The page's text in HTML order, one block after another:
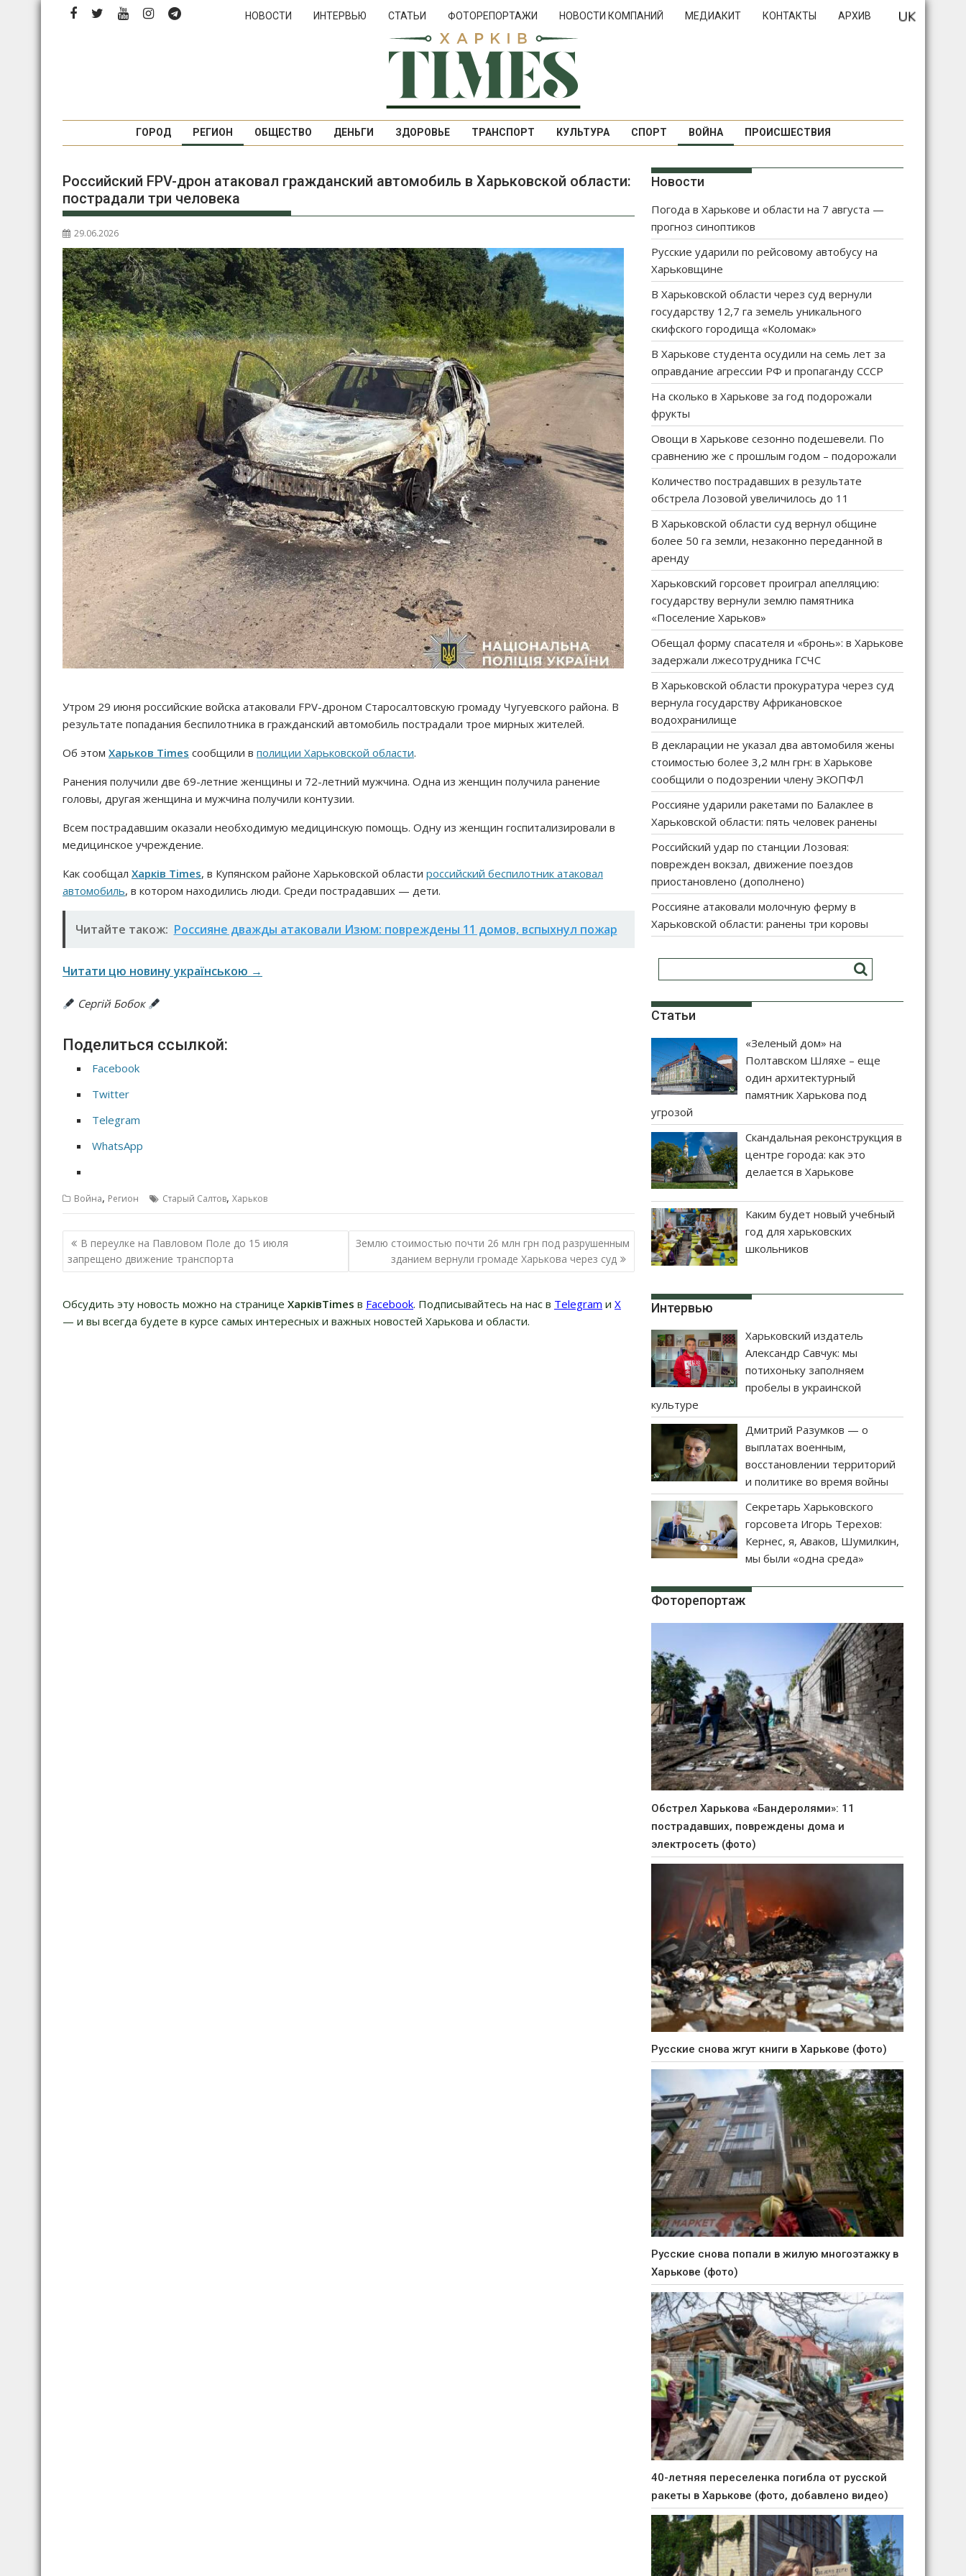
НОВОСТИ ИНТЕРВЬЮ СТАТЬИ ФОТОРЕПОРТАЖИ НОВОСТИ КОМПАНИЙ МЕДИАКИТ КОНТАКТЫ АРХИВ
ГОРОД РЕГИОН ОБЩЕСТВО ДЕНЬГИ ЗДОРОВЬЕ ТРАНСПОРТ КУЛЬТУРА СПОРТ ВОЙНА ПРОИСШЕСТВИЯ
Российский FPV-дрон атаковал гражданский автомобиль в Харьковской области:
пострадали три человека
29.06.2026
Утром 29 июня российские войска атаковали FPV-дроном Старосалтовскую громаду Чугуевского района. В
результате попадания беспилотника в гражданский автомобиль пострадали трое мирных жителей.
Об этом Харьков Times сообщили в полиции Харьковской области.
Ранения получили две 69-летние женщины и 72-летний мужчина. Одна из женщин получила ранение
головы, другая женщина и мужчина получили контузии.
Всем пострадавшим оказали необходимую медицинскую помощь. Одну из женщин госпитализировали в
медицинское учреждение.
Как сообщал Харків Times, в Купянском районе Харьковской области российский беспилотник атаковал
автомобиль, в котором находились люди. Среди пострадавших — дети.
Читайте також: Россияне дважды атаковали Изюм: повреждены 11 домов, вспыхнул пожар
Читати цю новину українською →
Сергій Бобок
Поделиться ссылкой:
Facebook
Twitter
Telegram
WhatsApp
Война, Регион Старый Салтов, Харьков
Н
а
и
г
В переулке на Павловом Поле до 15 июля
запрещено движение транспорта
Землю стоимостью почти 26 млн грн под разрушенным
зданием вернули громаде Харькова через суд
Обсудить эту новость можно на странице ХарківTimes в Facebook. Подписывайтесь на нас в Telegram и Х
— и вы всегда будете в курсе самых интересных и важных новостей Харькова и области.
Новости
Погода в Харькове и области на 7 августа —
прогноз синоптиков
Русские ударили по рейсовому автобусу на
Харьковщине
В Харьковской области через суд вернули
государству 12,7 га земель уникального
скифского городища «Коломак»
В Харькове студента осудили на семь лет за
оправдание агрессии РФ и пропаганду СССР
На сколько в Харькове за год подорожали
фрукты
Овощи в Харькове сезонно подешевели. По
сравнению же с прошлым годом – подорожали
Количество пострадавших в результате
обстрела Лозовой увеличилось до 11
В Харьковской области суд вернул общине
более 50 га земли, незаконно переданной в
аренду
Харьковский горсовет проиграл апелляцию:
государству вернули землю памятника
«Поселение Харьков»
Обещал форму спасателя и «бронь»: в Харькове
задержали лжесотрудника ГСЧС
В Харьковской области прокуратура через суд
вернула государству Африкановское
водохранилище
В декларации не указал два автомобиля жены
стоимостью более 3,2 млн грн: в Харькове
сообщили о подозрении члену ЭКОПФЛ
Россияне ударили ракетами по Балаклее в
Харьковской области: пять человек ранены
Российский удар по станции Лозовая:
поврежден вокзал, движение поездов
приостановлено (дополнено)
Россияне атаковали молочную ферму в
Харьковской области: ранены три коровы
Статьи
«Зеленый дом» на
Полтавском Шляхе – еще
один архитектурный
памятник Харькова под
угрозой
Скандальная реконструкция в
центре города: как это
делается в Харькове
Каким будет новый учебный
год для харьковских
школьников
Интервью
Харьковский издатель
Александр Савчук: мы
потихоньку заполняем
пробелы в украинской
культуре
Дмитрий Разумков — о
выплатах военным,
восстановлении территорий
и политике во время войны
Секретарь Харьковского
горсовета Игорь Терехов:
Кернес, я, Аваков, Шумилкин,
мы были «одна среда»
Фоторепортаж
Обстрел Харькова «Бандеролями»: 11
пострадавших, повреждены дома и
электросеть (фото)
Русские снова жгут книги в Харькове (фото)
Русские снова попали в жилую многоэтажку в
Харькове (фото)
40-летняя переселенка погибла от русской
ракеты в Харькове (фото, добавлено видео)